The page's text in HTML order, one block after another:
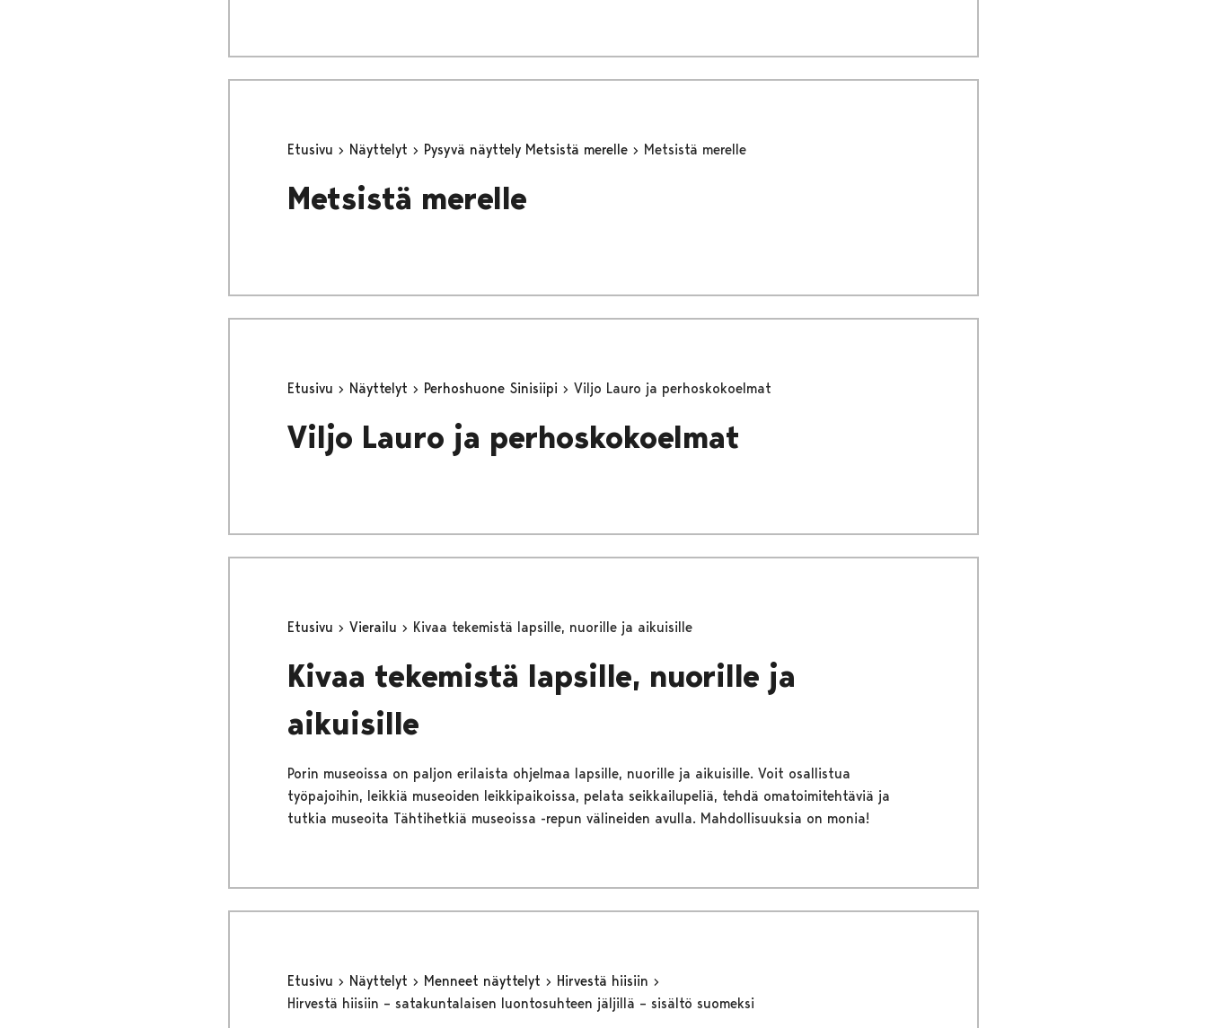
Etusivu Näyttelyt Pysyvä näyttely Metsistä merelle Metsistä merelle
Metsistä merelle
Etusivu Näyttelyt Perhoshuone Sinisiipi Viljo Lauro ja perhoskokoelmat
Viljo Lauro ja perhoskokoelmat
Etusivu Vierailu Kivaa tekemistä lapsille, nuorille ja aikuisille
Kivaa tekemistä lapsille, nuorille ja
aikuisille
Porin museoissa on paljon erilaista ohjelmaa lapsille, nuorille ja aikuisille. Voit osallistua
työpajoihin, leikkiä museoiden leikkipaikoissa, pelata seikkailupeliä, tehdä omatoimitehtäviä ja
tutkia museoita Tähtihetkiä museoissa -repun välineiden avulla. Mahdollisuuksia on monia!
Etusivu Näyttelyt Menneet näyttelyt
Hirvestä hiisiin
Hirvestä hiisiin – satakuntalaisen luontosuhteen jäljillä – sisältö suomeksi